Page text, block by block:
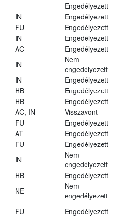
-
Engedélyezett
IN
Engedélyezett
FU
Engedélyezett
IN
Engedélyezett
AC
Engedélyezett
IN
Nem
engedélyezett
IN
Engedélyezett
HB
Engedélyezett
HB
Engedélyezett
AC, IN
Visszavont
FU
Engedélyezett
AT
Engedélyezett
FU
Engedélyezett
IN
Nem
engedélyezett
HB
Engedélyezett
NE
Nem
engedélyezett
FU Engedélyezett